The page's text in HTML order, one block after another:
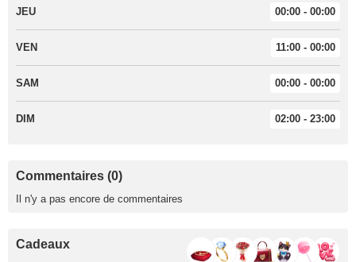
JEU 00:00 - 00:00
VEN 11:00 - 00:00
SAM 00:00 - 00:00
DIM 02:00 - 23:00
Commentaires (0)
Il n'y a pas encore de commentaires
Cadeaux